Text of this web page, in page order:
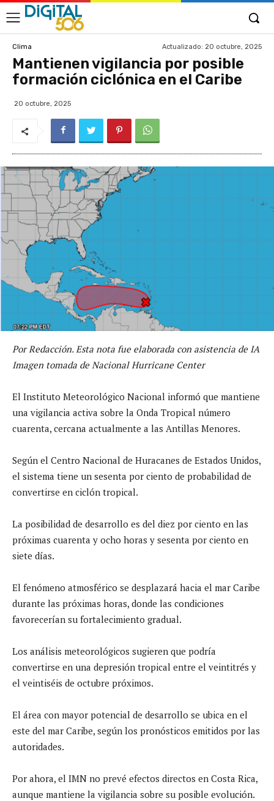
Clima Actualizado: 20 octubre, 2025
Mantienen vigilancia por posible
formación ciclónica en el Caribe
20 octubre, 2025
Por Redacción. Esta nota fue elaborada con asistencia de IA
Imagen tomada de Nacional Hurricane Center
El Instituto Meteorológico Nacional informó que mantiene
una vigilancia activa sobre la Onda Tropical número
cuarenta, cercana actualmente a las Antillas Menores.
Según el Centro Nacional de Huracanes de Estados Unidos,
el sistema tiene un sesenta por ciento de probabilidad de
convertirse en ciclón tropical.
La posibilidad de desarrollo es del diez por ciento en las
próximas cuarenta y ocho horas y sesenta por ciento en
siete días.
El fenómeno atmosférico se desplazará hacia el mar Caribe
durante las próximas horas, donde las condiciones
favorecerían su fortalecimiento gradual.
Los análisis meteorológicos sugieren que podría
convertirse en una depresión tropical entre el veintitrés y
el veintiséis de octubre próximos.
El área con mayor potencial de desarrollo se ubica en el
este del mar Caribe, según los pronósticos emitidos por las
autoridades.
Por ahora, el IMN no prevé efectos directos en Costa Rica,
aunque mantiene la vigilancia sobre su posible evolución.